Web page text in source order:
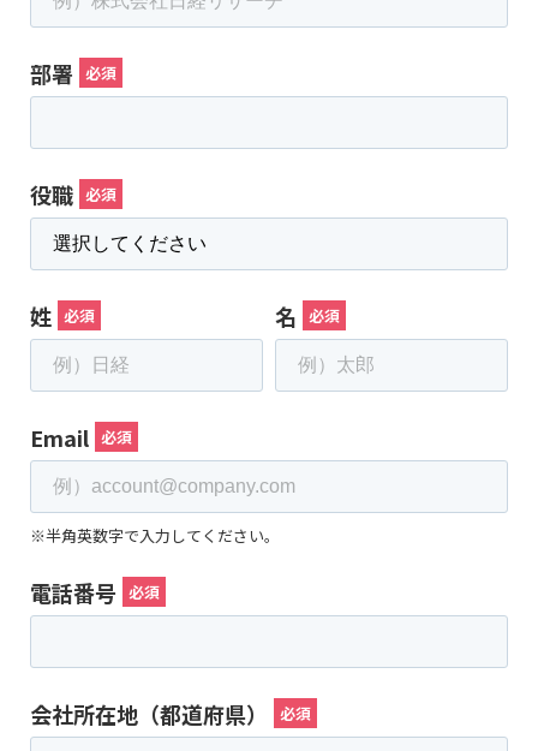
部署
役職
姓 名
Email
※半角英数字で入力してください。
電話番号
会社所在地（都道府県）